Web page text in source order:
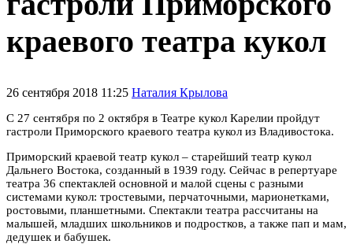
краевого театра кукол
26 сентября 2018 11:25 Наталия Крылова
С 27 сентября по 2 октября в Театре кукол Карелии пройдут
гастроли Приморского краевого театра кукол из Владивостока.
Приморский краевой театр кукол – старейший театр кукол
Дальнего Востока, созданный в 1939 году. Сейчас в репертуаре
театра 36 спектаклей основной и малой сцены с разными
системами кукол: тростевыми, перчаточными, марионетками,
ростовыми, планшетными. Спектакли театра рассчитаны на
малышей, младших школьников и подростков, а также пап и мам,
дедушек и бабушек.